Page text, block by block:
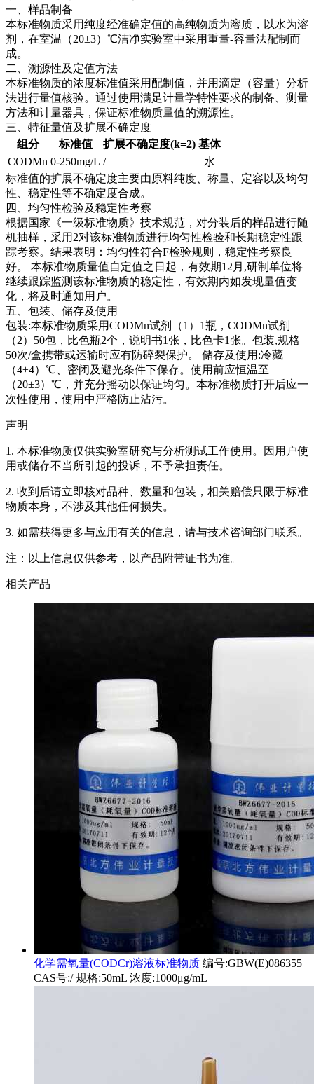
一、样品制备
本标准物质采用纯度经准确定值的高纯物质为溶质，以水为溶
剂，在室温（20±3）℃洁净实验室中采用重量-容量法配制而
成。
二、溯源性及定值方法
本标准物质的浓度标准值采用配制值，并用滴定（容量）分析
法进行量值核验。通过使用满足计量学特性要求的制备、测量
方法和计量器具，保证标准物质量值的溯源性。
三、特征量值及扩展不确定度
组分
标准值 扩展不确定度(k=2) 基体
CODMn 0-250mg/L /
水
标准值的扩展不确定度主要由原料纯度、称量、定容以及均匀
性、稳定性等不确定度合成。
四、均匀性检验及稳定性考察
根据国家《一级标准物质》技术规范，对分装后的样品进行随
机抽样，采用2对该标准物质进行均匀性检验和长期稳定性跟
踪考察。结果表明：均匀性符合F检验规则，稳定性考察良
好。 本标准物质量值自定值之日起，有效期12月,研制单位将
继续跟踪监测该标准物质的稳定性，有效期内如发现量值变
化，将及时通知用户。
五、包装、储存及使用
包装:本标准物质采用CODMn试剂（1）1瓶，CODMn试剂
（2）50包，比色瓶2个，说明书1张，比色卡1张。包装,规格
50次/盒携带或运输时应有防碎裂保护。 储存及使用:冷藏
（4±4）℃、密闭及避光条件下保存。使用前应恒温至
（20±3）℃，并充分摇动以保证均匀。本标准物质打开后应一
次性使用，使用中严格防止沾污。
声明
1. 本标准物质仅供实验室研究与分析测试工作使用。因用户使
用或储存不当所引起的投诉，不予承担责任。
2. 收到后请立即核对品种、数量和包装，相关赔偿只限于标准
物质本身，不涉及其他任何损失。
3. 如需获得更多与应用有关的信息，请与技术咨询部门联系。
注：以上信息仅供参考，以产品附带证书为准。
相关产品
化学需氧量(CODCr)溶液标准物质 编号:GBW(E)086355
CAS号:/ 规格:50mL 浓度:1000μg/mL